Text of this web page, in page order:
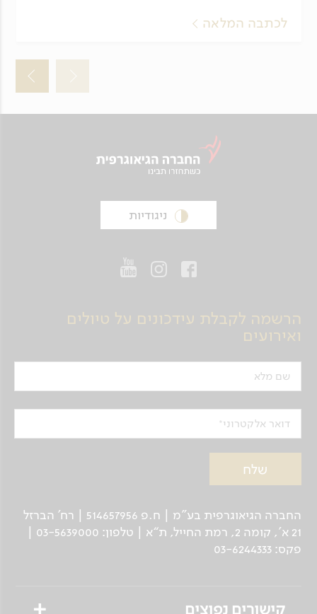
לכתבה המלאה
ניגודיות
הרשמה לקבלת עידכונים על טיולים
ואירועים
שם מלא
דואר אלקטרוני
החברה הגיאוגרפית בע"מ | ח.פ 514657956 | רח’ הברזל
21 א', קומה 2, רמת החייל, ת“א | טלפון: 03-5639000 |
פקס: 03-6244333
קישורים נפוצים